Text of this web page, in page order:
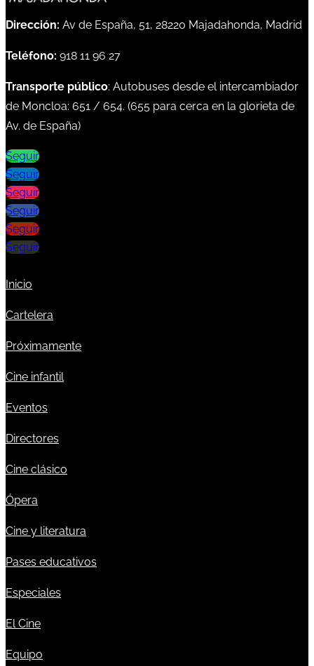
Dirección: Av de España, 51, 28220 Majadahonda, Madrid
Teléfono: 918 11 96 27
Transporte público: Autobuses desde el intercambiador
de Moncloa: 651 / 654. (655 para cerca en la glorieta de
Av. de España)
Seguir
Seguir
Seguir
Seguir
Seguir
Seguir
Inicio
Cartelera
Próximamente
Cine infantil
Eventos
Directores
Cine clásico
Ópera
Cine y literatura
Pases educativos
Especiales
El Cine
Equipo